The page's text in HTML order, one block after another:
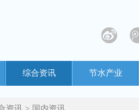
综合资讯 节水产业